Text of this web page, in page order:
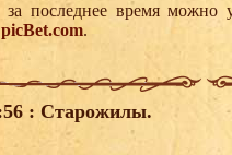
последнее время можно
.
: Старожилы.